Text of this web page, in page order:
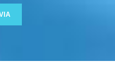
Si prega di lasciare vuoto